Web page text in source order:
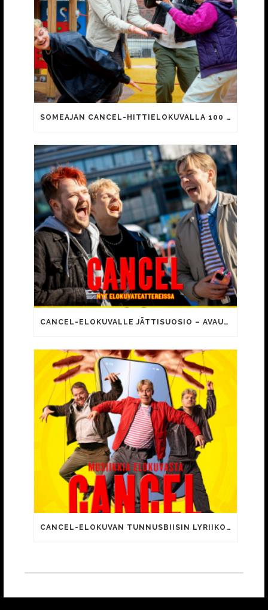
SOMEAJAN CANCEL-HITTIELOKUVALLA 100 000 KATSOJAA!
CANCEL-ELOKUVALLE JÄTTISUOSIO – AVAUSPÄIVÄNÄ JO 15 492 KATSOJAA!
CANCEL-ELOKUVAN TUNNUSBIISIN LYRIIKOISSA TUTTUJA MEEMIHOKEMIA YOUTUBE-VIDEOILTA!